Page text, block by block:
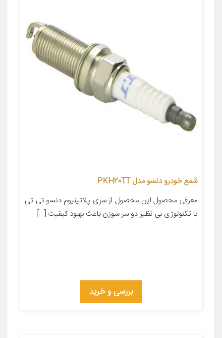
شمع خودرو دنسو مدل PKH20TT
معرفی محصول این محصول از سری پلاتینیوم دنسو تی تی
با تکنولوژی بی نظیر دو سر سوزن باعث بهبود کیفیت […]
بررسی و خرید